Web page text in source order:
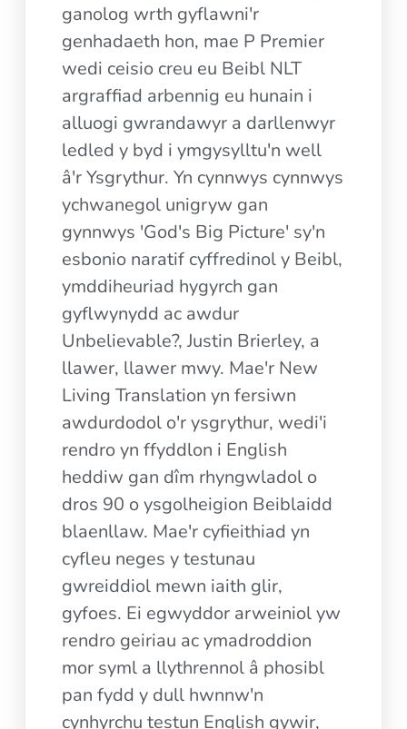
ganolog wrth gyflawni'r
genhadaeth hon, mae P Premier
wedi ceisio creu eu Beibl NLT
argraffiad arbennig eu hunain i
alluogi gwrandawyr a darllenwyr
ledled y byd i ymgysylltu'n well
â'r Ysgrythur. Yn cynnwys cynnwys
ychwanegol unigryw gan
gynnwys 'God's Big Picture' sy'n
esbonio naratif cyffredinol y Beibl,
ymddiheuriad hygyrch gan
gyflwynydd ac awdur
Unbelievable?, Justin Brierley, a
llawer, llawer mwy. Mae'r New
Living Translation yn fersiwn
awdurdodol o'r ysgrythur, wedi'i
rendro yn ffyddlon i English
heddiw gan dîm rhyngwladol o
dros 90 o ysgolheigion Beiblaidd
blaenllaw. Mae'r cyfieithiad yn
cyfleu neges y testunau
gwreiddiol mewn iaith glir,
gyfoes. Ei egwyddor arweiniol yw
rendro geiriau ac ymadroddion
mor syml a llythrennol â phosibl
pan fydd y dull hwnnw'n
cynhyrchu testun English gywir,